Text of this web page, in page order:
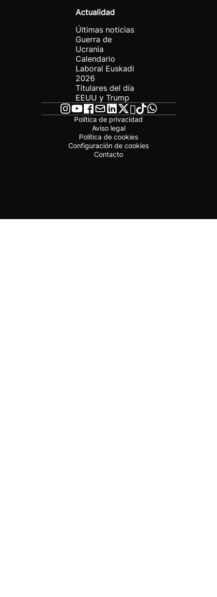
Actualidad
Últimas noticias
Guerra de
Ucrania
Calendario
Laboral Euskadi
2026
Titulares del día
EEUU y Trump
Política de privacidad
Aviso legal
Política de cookies
Configuración de cookies
Contacto